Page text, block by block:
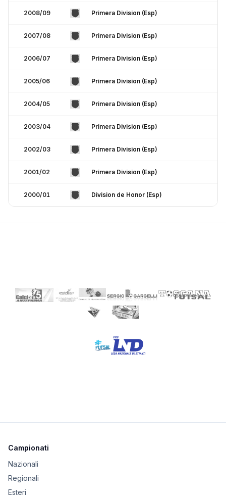
2008/09 Primera Division (Esp)
2007/08 Primera Division (Esp)
2006/07 Primera Division (Esp)
2005/06 Primera Division (Esp)
2004/05 Primera Division (Esp)
2003/04 Primera Division (Esp)
2002/03 Primera Division (Esp)
2001/02 Primera Division (Esp)
2000/01 Division de Honor (Esp)
Campionati
Nazionali
Regionali
Esteri